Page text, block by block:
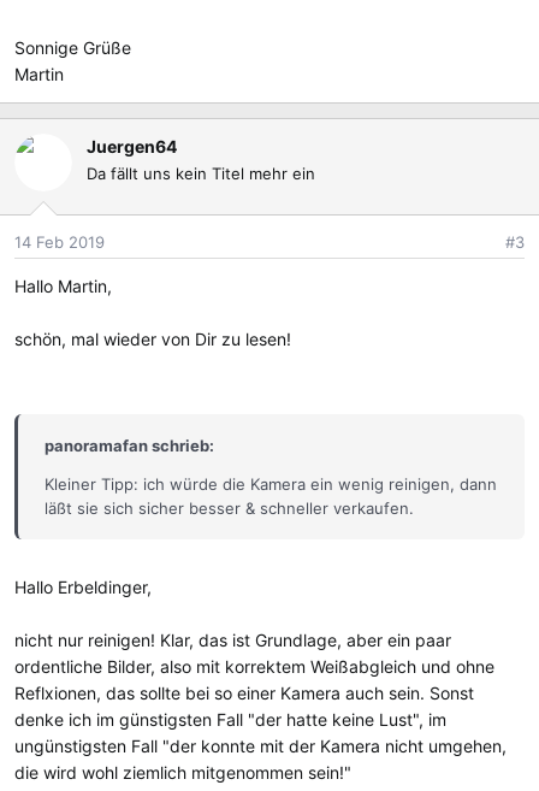
Sonnige Grüße
Martin
Juergen64
Da fällt uns kein Titel mehr ein
14 Feb 2019 #3
Hallo Martin,
schön, mal wieder von Dir zu lesen!
panoramafan schrieb:
Kleiner Tipp: ich würde die Kamera ein wenig reinigen, dann
läßt sie sich sicher besser & schneller verkaufen.
Hallo Erbeldinger,
nicht nur reinigen! Klar, das ist Grundlage, aber ein paar
ordentliche Bilder, also mit korrektem Weißabgleich und ohne
Reflxionen, das sollte bei so einer Kamera auch sein. Sonst
denke ich im günstigsten Fall "der hatte keine Lust", im
ungünstigsten Fall "der konnte mit der Kamera nicht umgehen,
die wird wohl ziemlich mitgenommen sein!"